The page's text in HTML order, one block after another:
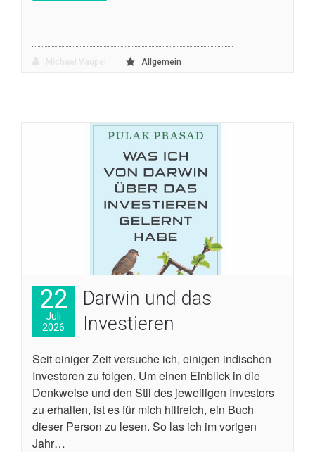
Allgemein
22
Juli
2026
Darwin und das
Investieren
Seit einiger Zeit versuche ich, einigen indischen
Investoren zu folgen. Um einen Einblick in die
Denkweise und den Stil des jeweiligen Investors
zu erhalten, ist es für mich hilfreich, ein Buch
dieser Person zu lesen. So las ich im vorigen
Jahr…